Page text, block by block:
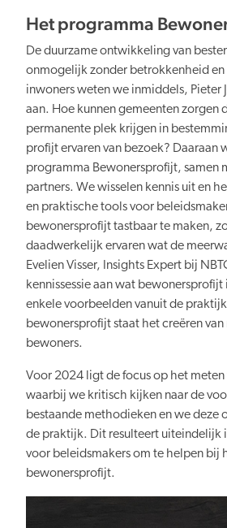
Kennis en data
Het programma
De duurzame ontwikkeling van
onmogelijk zonder betrokkenheid
inwoners weten we inmiddels, Pieter
aan. Hoe kunnen gemeenten zorgen
permanente plek krijgen in
profijt ervaren van bezoek? Daaraan
programma Bewonersprofijt, samen
partners. We wisselen kennis uit en
en praktische tools voor
bewonersprofijt tastbaar te maken,
daadwerkelijk ervaren wat de
Evelien Visser, Insights Expert bij
kennissessie aan wat
enkele voorbeelden vanuit de
bewonersprofijt staat het creëren
bewoners.
Voor 2024 ligt de focus op het
waarbij we kritisch kijken naar de
bestaande methodieken en we deze
de praktijk. Dit resulteert uiteindelijk
voor beleidsmakers om te helpen bij
bewonersprofijt.